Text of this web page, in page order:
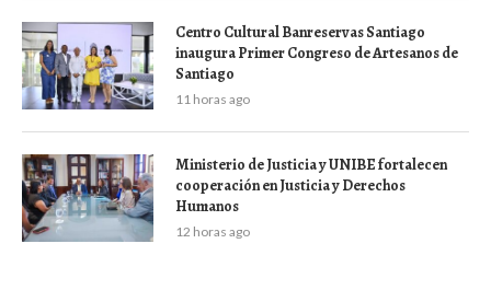
Centro Cultural Banreservas Santiago
inaugura Primer Congreso de Artesanos de
Santiago
11 horas ago
Ministerio de Justicia y UNIBE fortalecen
cooperación en Justicia y Derechos
Humanos
12 horas ago